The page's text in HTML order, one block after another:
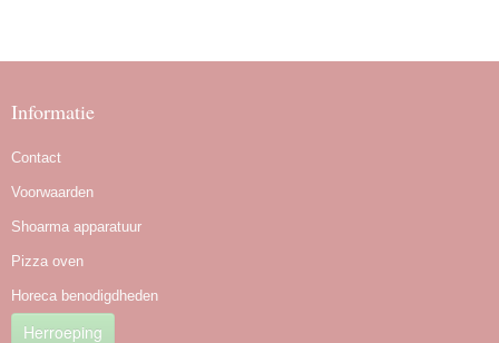
Informatie
Contact
Voorwaarden
Shoarma apparatuur
Pizza oven
Horeca benodigdheden
Herroeping